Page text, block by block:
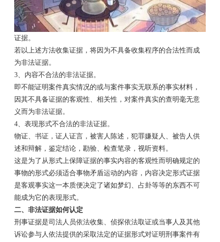
证据。
若以上述方法收集证据，将因为不具备收集程序的合法性而成
为非法证据。
3、内容不合法的非法证据。
即不能证明案件真实情况的或与案件事实无联系的事实材料，
因其不具备证据的客观性、相关性，对案件真实的查明毫无意
义而为非法证据。
4、表现形式不合法的非法证据。
物证、书证，证人证言，被害人陈述，犯罪嫌疑人、被告人供
述和辩解，鉴定结论，勘验、检查笔录，视听资料。
这是为了从形式上保障证据的事实内容的客观性而明确规定的
事物的形式必须适合事物矛盾运动的内容，内容决定形式证据
是客观事实这一本质便决定了诸如梦幻、占卦等等的东西不可
能成为它的表现形式。
二、非法证据如何认定
刑事证据是司法人员依法收集、侦探依法取证或当事人及其他
诉讼参与人依法提供的采取法定的证据形式对证明刑事案件有